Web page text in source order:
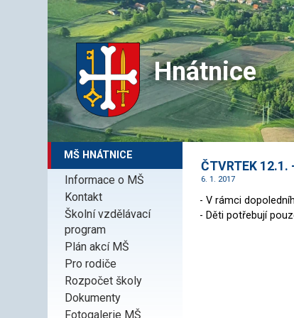
Hnátnice
MŠ HNÁTNICE
Informace o MŠ
Kontakt
Školní vzdělávací
program
Plán akcí MŠ
Pro rodiče
Rozpočet školy
Dokumenty
Fotogalerie MŠ
ČTVRTEK 12.1.
6. 1. 2017
- V rámci
- Děti potřebují